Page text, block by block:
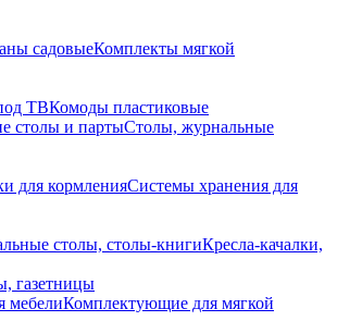
садовыеКомплекты мягкой
ТВКомоды пластиковые
столы и партыСтолы, журнальные
для кормленияСистемы хранения для
столы, столы-книгиКресла-качалки,
газетницы
мебелиКомплектующие для мягкой